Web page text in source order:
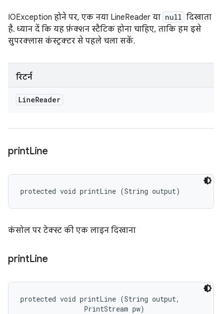
IOException होने पर, एक नया LineReader या null दिखाता
है. ध्यान दें कि यह फ़ंक्शन स्टैटिक होना चाहिए, ताकि हम इसे
सुपरक्लास कंस्ट्रक्टर से पहले चला सकें.
रिटर्न
LineReader
printLine
protected void printLine (String output)
कंसोल पर टेक्स्ट की एक लाइन दिखाना
printLine
protected void printLine (String output,
                PrintStream pw)